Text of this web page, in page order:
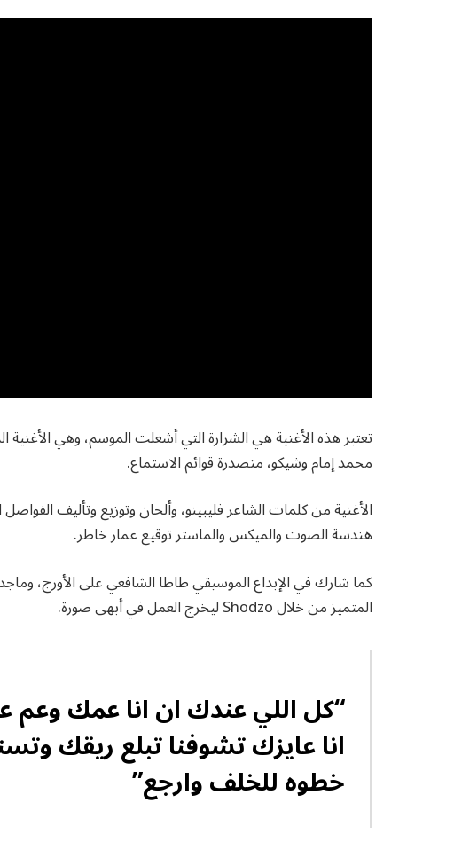
تعتبر هذه الأغنية هي الشرارة التي أشعلت الموسم، وهي الأغنية
محمد إمام وشيكو، متصدرة قوائم الاستماع.
الأغنية من كلمات الشاعر فليبينو، وألحان وتوزيع وتأليف
هندسة الصوت والميكس والماستر توقيع عمار خاطر.
كما شارك في الإبداع الموسيقي طاطا الشافعي على الأورج،
المتميز من خلال Shodzo ليخرج العمل في أبهى صورة.
“كل اللي عندك ان انا عمك
انا عايزك تشوفنا تبلع ريقك
خطوه للخلف وارجع”